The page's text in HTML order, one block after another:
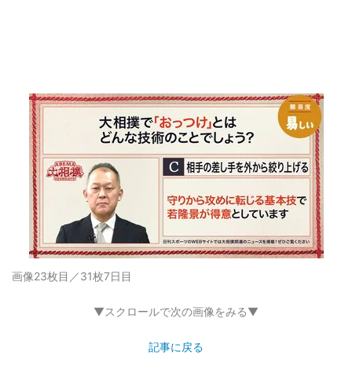
画像23枚目／31枚7日目
▼スクロールで次の画像をみる▼
記事に戻る